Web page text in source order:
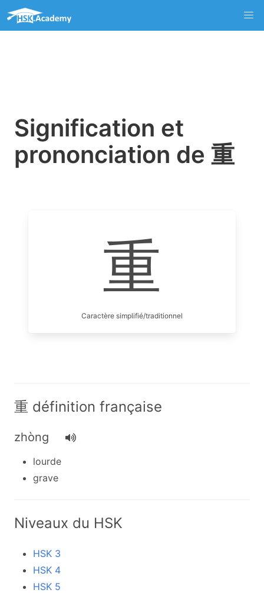
Signification et
prononciation de 重
重
Caractère simplifié/traditionnel
重 définition française
zhòng
lourde
grave
Niveaux du HSK
HSK 3
HSK 4
HSK 5